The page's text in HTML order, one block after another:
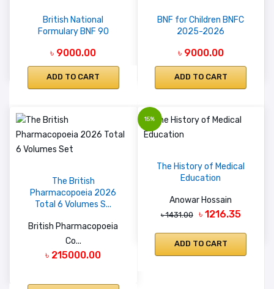
British National
Formulary BNF 90
৳ 9000.00
ADD TO CART
BNF for Children BNFC
2025-2026
৳ 9000.00
ADD TO CART
The British
Pharmacopoeia 2026
Total 6 Volumes S...
British Pharmacopoeia
Co...
৳ 215000.00
15%
The History of Medical
Education
Anowar Hossain
৳ 1431.00 ৳ 1216.35
ADD TO CART